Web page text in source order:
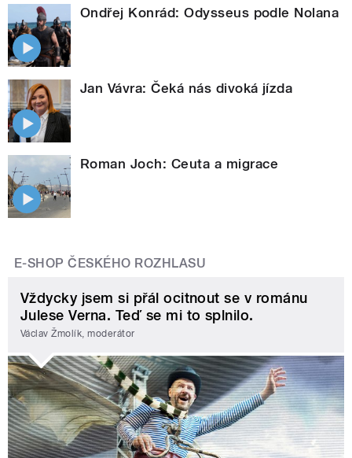
Ondřej Konrád: Odysseus podle Nolana
Jan Vávra: Čeká nás divoká jízda
Roman Joch: Ceuta a migrace
E-SHOP ČESKÉHO ROZHLASU
Vždycky jsem si přál ocitnout se v románu
Julese Verna. Teď se mi to splnilo.
Václav Žmolík, moderátor